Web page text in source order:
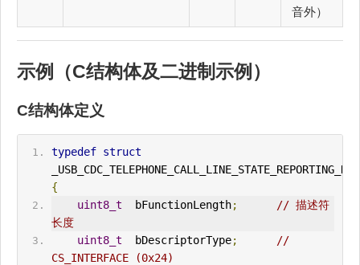
音外）
示例（C结构体及二进制示例）
C结构体定义
typedef struct
_USB_ CDC_TELEPHONE_CALL_L INE_STATE_REPORTIN
{
uint8_t
  bFunctionLength
;
// 描述符
长度
uint8_t
  bDescriptorType
;
//
CS_INTERFACE (0x24)